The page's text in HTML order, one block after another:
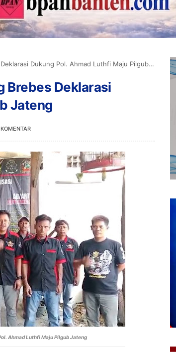
Dukung Pol. Ahmad Luthfi Maju Pilgub Jateng
Brebes Deklarasi
Jateng
Ahmad Luthfi Maju Pilgub Jateng